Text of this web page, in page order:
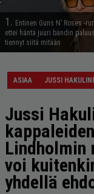
1. Entinen Guns N’ Roses -
ettei häntä juuri bändin
tiennyt siitä mitään
ASIAA JUSSI
Jussi
Lindholmin
voi
yhdellä